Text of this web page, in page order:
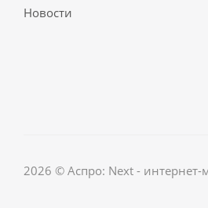
Новости
2026 © Аспро: Next - интернет-